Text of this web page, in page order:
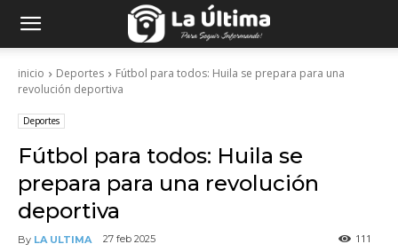
inicio Deportes
Fútbol para todos: Huila se prepara para una
revolución deportiva
Deportes
Fútbol para todos: Huila se
prepara para una revolución
deportiva
By LA ULTIMA 27 feb 2025 111